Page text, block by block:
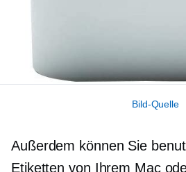
Bild-Quelle
Außerdem können Sie
Etiketten von Ihrem Mac